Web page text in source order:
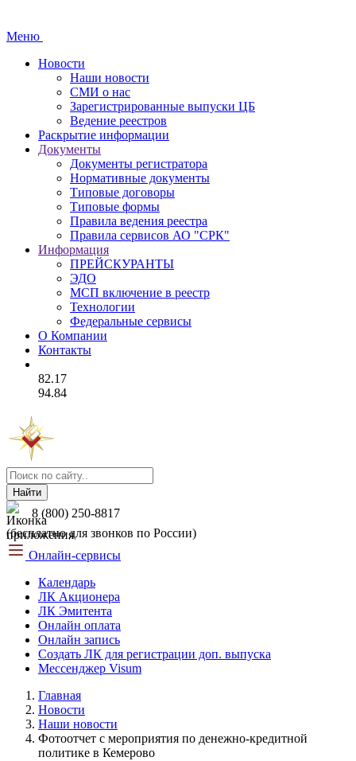
Меню
Новости
Наши новости
СМИ о нас
Зарегистрированные выпуски ЦБ
Ведение реестров
Раскрытие информации
Документы
Документы регистратора
Нормативные документы
Типовые договоры
Типовые формы
Правила ведения реестра
Правила сервисов АО "СРК"
Информация
ПРЕЙСКУРАНТЫ
ЭДО
МСП включение в реестр
Технологии
Федеральные сервисы
О Компании
Контакты
82.17
94.84
Найти
8 (800) 250-8817
(бесплатно для звонков по России)
Онлайн-сервисы
Календарь
ЛК Акционера
ЛК Эмитента
Онлайн оплата
Онлайн запись
Создать ЛК для регистрации доп. выпуска
Мессенджер Visum
Главная
Новости
Наши новости
Фотоотчет с мероприятия по денежно-кредитной
политике в Кемерово